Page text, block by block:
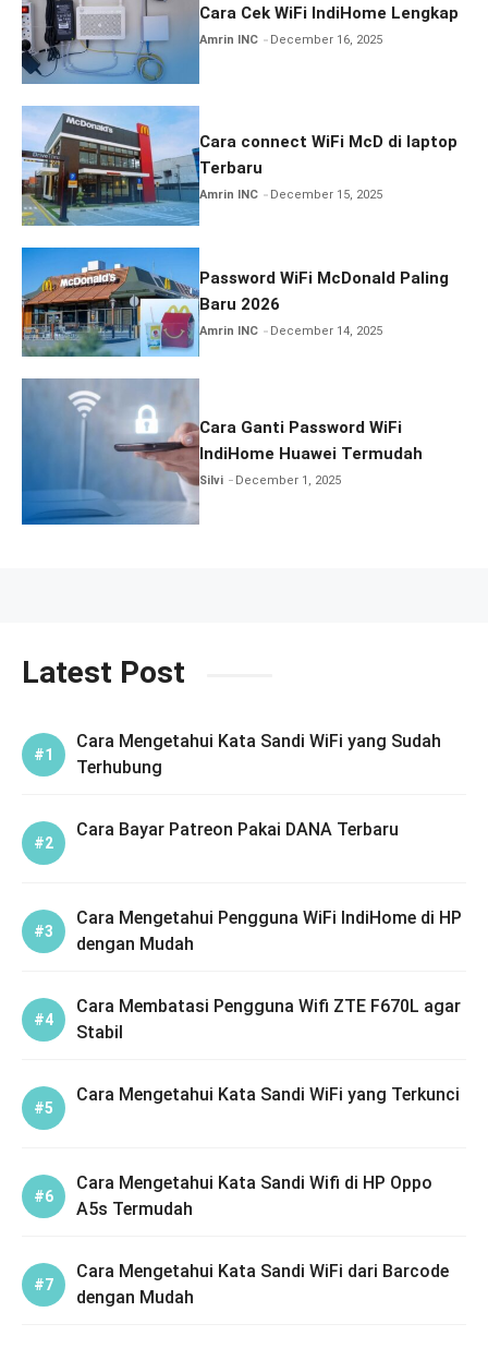
Cara Cek WiFi IndiHome Lengkap
Amrin INC December 16, 2025
Cara connect WiFi McD di laptop
Terbaru
Amrin INC December 15, 2025
Password WiFi McDonald Paling
Baru 2026
Amrin INC December 14, 2025
Cara Ganti Password WiFi
IndiHome Huawei Termudah
Silvi December 1, 2025
Latest Post
Cara Mengetahui Kata Sandi WiFi yang Sudah
Terhubung
Cara Bayar Patreon Pakai DANA Terbaru
Cara Mengetahui Pengguna WiFi IndiHome di HP
dengan Mudah
Cara Membatasi Pengguna Wifi ZTE F670L agar
Stabil
Cara Mengetahui Kata Sandi WiFi yang Terkunci
Cara Mengetahui Kata Sandi Wifi di HP Oppo
A5s Termudah
Cara Mengetahui Kata Sandi WiFi dari Barcode
dengan Mudah